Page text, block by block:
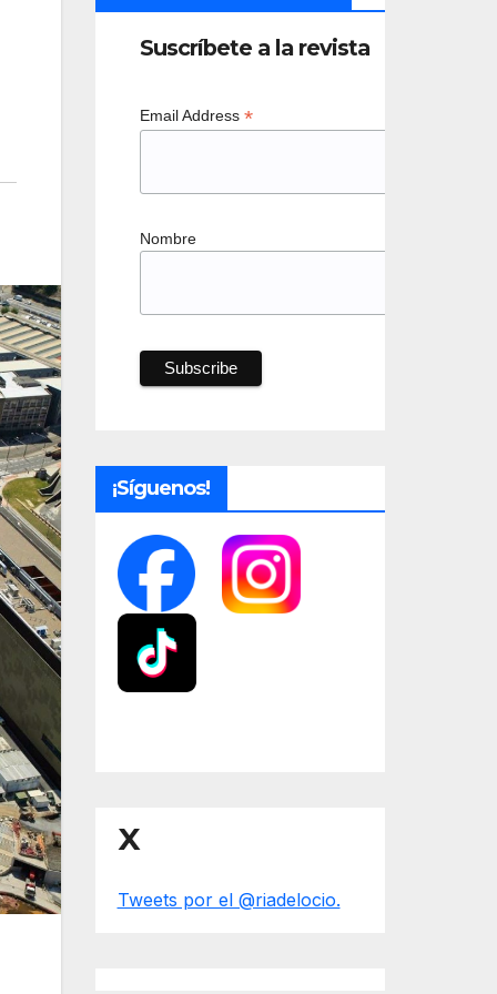
Suscríbete a la revista
Email Address *
Nombre
¡Síguenos!
X
Tweets por el @riadelocio.